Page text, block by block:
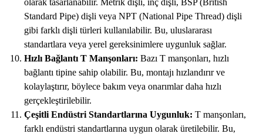
olarak tasarlanabilir. Metrik dişli, inç dişli, BSP (British
Standard Pipe) dişli veya NPT (National Pipe Thread) dişli
gibi farklı dişli türleri kullanılabilir. Bu, uluslararası
standartlara veya yerel gereksinimlere uygunluk sağlar.
Hızlı Bağlantı T Manşonları: Bazı T manşonları, hızlı
bağlantı tipine sahip olabilir. Bu, montajı hızlandırır ve
kolaylaştırır, böylece bakım veya onarımlar daha hızlı
gerçekleştirilebilir.
Çeşitli Endüstri Standartlarına Uygunluk: T manşonları,
farklı endüstri standartlarına uygun olarak üretilebilir. Bu,